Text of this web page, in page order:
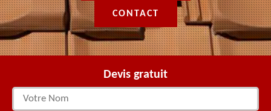
CONTACT
Devis gratuit